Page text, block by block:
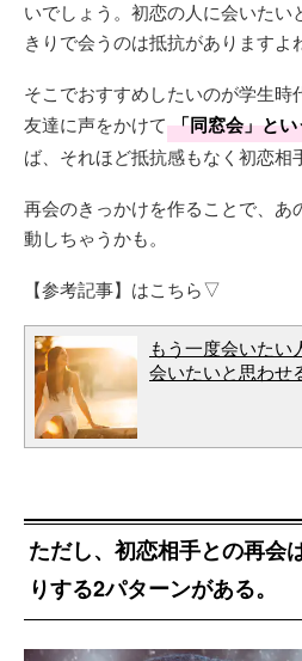
いでしょう。初恋の人に会いたい
きりで会うのは抵抗がありますよ
そこでおすすめしたいのが学生
友達に声をかけて 「同窓会」と
ば、それほど抵抗感もなく初恋相
再会のきっかけを作ることで、あ
動しちゃうかも。
【参考記事】はこちら▽
もう一度会いたい
会いたいと思わせ
ただし、初恋相手との再会
りする2パターンがある。